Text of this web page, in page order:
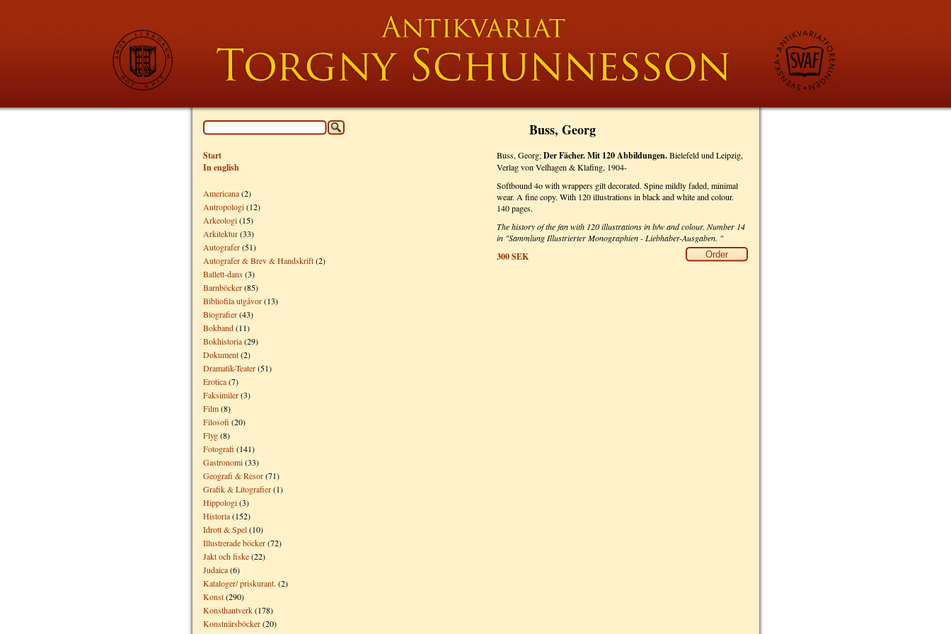
Start
In english
Americana(2)
Antropologi(12)
Arkeologi(15)
Arkitektur(33)
Autografer(51)
Autografer & Brev & Handskrift(2)
Ballett-dans (3)
Barnböcker(85)
Bibliofila utgåvor(13)
Biografier(43)
Bokband(11)
Bokhistoria(29)
Dokument(2)
Dramatik-Teater(51)
Erotica(7)
Faksimiler(3)
Film(8)
Filosofi (20)
Flyg(8)
Fotografi (141)
Gastronomi(33)
Geografi & Resor(71)
Grafik & Litografier(1)
Hippologi(3)
Historia(152)
Idrott & Spel(10)
Illustrerade böcker(72)
Jakt och fiske(22)
Judaica(6)
Kataloger/ priskurant. (2)
Konst(290)
Konsthantverk(178)
Konstnärsböcker(20)
Buss, Georg
Buss, Georg;Der Fächer. Mit 120 Abbildungen.Bielefeld und Leipzig,
Verlag von Velhagen & Klafing, 1904-
Softbound 4o with wrappers gilt decorated. Spine mildly faded, minimal
wear. A fine copy. With 120 illustrations in black and white and colour.
140 pages.
The history of the fan with 120 illustrations in b/w and colour. Number 14
in "Sammlung Illustrierter Monographien - Liebhaber-Ausgaben. "
Order
300SEK